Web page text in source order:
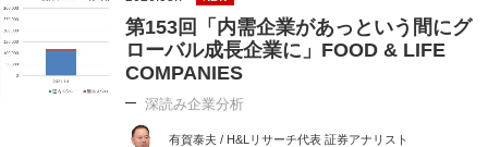
第153回「内需企業があっという間にグ
ローバル成長企業に」FOOD & LIFE
COMPANIES
深読み企業分析
有賀泰夫 / H&Lリサーチ代表 証券アナリスト